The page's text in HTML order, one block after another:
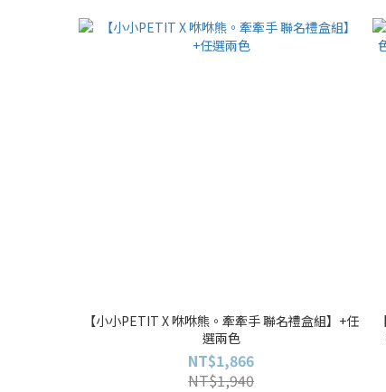
【小小PETIT X 咻咻熊。牽牽手 聯名禮盒組】+任
選兩色
NT$1,866
NT$1,940